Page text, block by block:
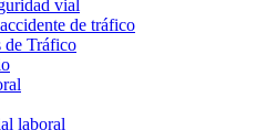
vial
de tráfico
de Tráfico
laboral